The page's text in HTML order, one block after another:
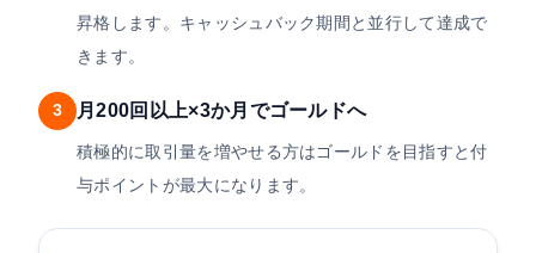
昇格します。キャッシュバック期間と並行して達成で
きます。
3 月200回以上×3か月でゴールドへ
積極的に取引量を増やせる方はゴールドを目指すと付
与ポイントが最大になります。